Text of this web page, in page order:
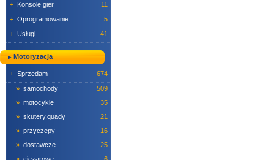
+ Konsole gier
11
+ Oprogramowanie
5
+ Usługi 41
Motoryzacja
+ Sprzedam
674
» samochody
509
» motocykle
35
» skutery,quady
21
» przyczepy
16
» dostawcze
25